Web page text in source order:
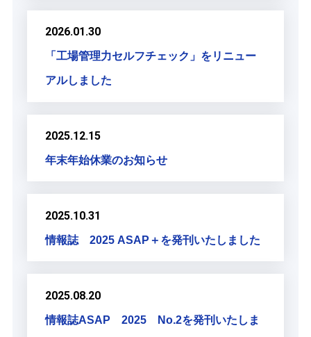
2026.01.30
「工場管理力セルフチェック」をリニュー
アルしました
2025.12.15
年末年始休業のお知らせ
2025.10.31
情報誌 2025 ASAP＋を発刊いたしました
2025.08.20
情報誌ASAP 2025 No.2を発刊いたしま